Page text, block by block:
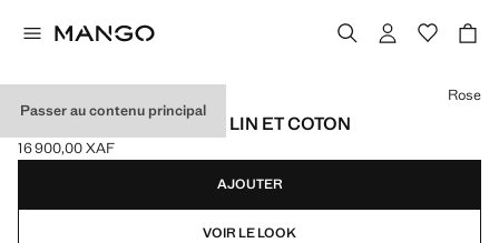
Passer au contenu principal
CHEMISE MÉLANGE DE LIN ET COTON
Prix actuel [16 900,00 XAF ]
16 900,00 XAF
Choisissez une couleur
Rose
AJOUTER
VOIR LE LOOK